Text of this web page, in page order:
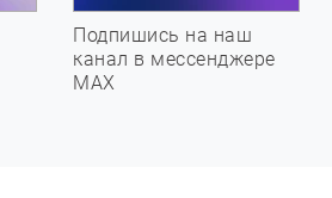
Подпишись на наш
канал в мессенджере
МАХ